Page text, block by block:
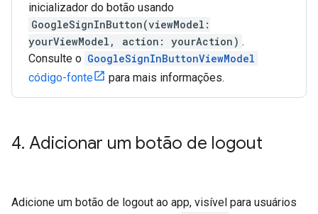
inicializador do botão usando
GoogleSignInButton(viewModel:
yourViewModel, action: yourAction) .
Consulte o GoogleSignInButtonViewModel
código-fonte
para mais informações.
4. Adicionar um botão de logout
Adicione um botão de logout ao app, visível para usuários